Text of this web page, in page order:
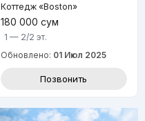
Коттедж «Boston»
180 000 сум
1 — 2/2 эт.
Обновлено: 01 Июл 2025
Позвонить